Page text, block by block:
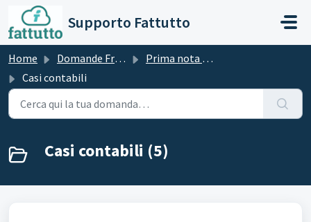
Salta al contenuto principale
Supporto Fattutto
Home Domande Frequenti (FAQ)
Prima nota contabile
Casi contabili
Casi contabili (5)